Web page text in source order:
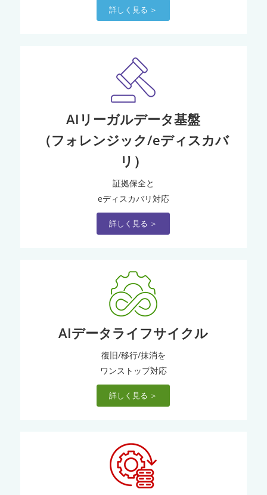
詳しく見る ＞
AIリーガルデータ基盤
（フォレンジック/eディスカバ
リ）
証拠保全と
eディスカバリ対応
詳しく見る ＞
AIデータライフサイクル
復旧/移行/抹消を
ワンストップ対応
詳しく見る ＞